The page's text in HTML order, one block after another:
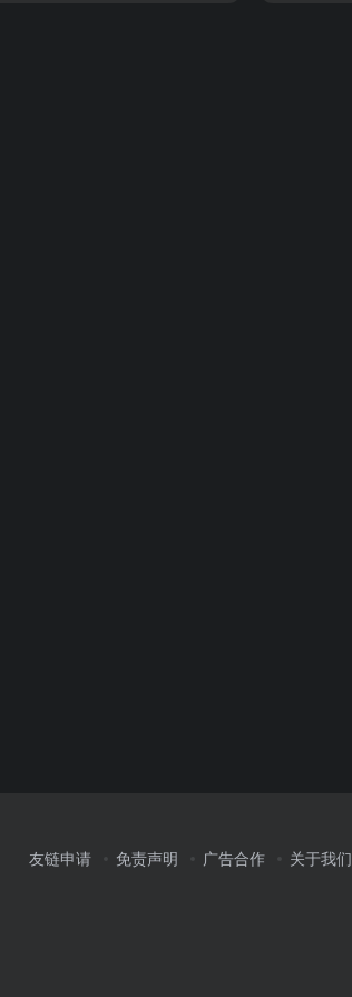
友链申请 免责声明 广告合作 关于我们